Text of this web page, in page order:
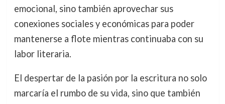
emocional, sino también aprovechar sus
conexiones sociales y económicas para poder
mantenerse a flote mientras continuaba con su
labor literaria.
El despertar de la pasión por la escritura no solo
marcaría el rumbo de su vida, sino que también